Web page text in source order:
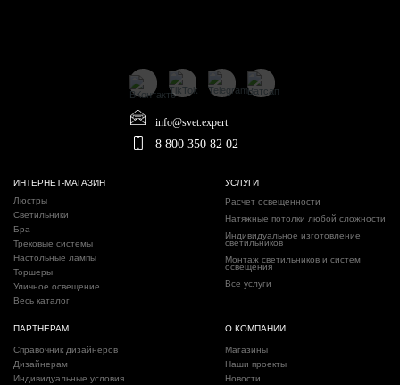
info@svet.expert
8 800 350 82 02
ИНТЕРНЕТ-МАГАЗИН
Люстры
Светильники
Бра
Трековые системы
Настольные лампы
Торшеры
Уличное освещение
Весь каталог
УСЛУГИ
Расчет освещенности
Натяжные потолки любой сложности
Индивидуальное изготовление
светильников
Монтаж светильников и систем
освещения
Все услуги
О КОМПАНИИ
Магазины
Наши проекты
Новости
ПАРТНЕРАМ
Справочник дизайнеров
Дизайнерам
Индивидуальные условия